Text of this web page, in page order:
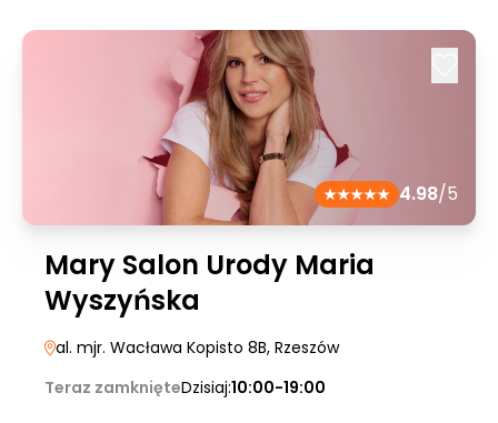
4.98/5
Mary Salon Urody Maria
Wyszyńska
al. mjr. Wacława Kopisto 8B, Rzeszów
Teraz zamknięteDzisiaj:10:00-19:00